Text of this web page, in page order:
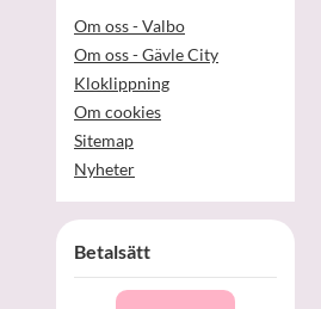
Om oss - Valbo
Om oss - Gävle City
Kloklippning
Om cookies
Sitemap
Nyheter
Betalsätt